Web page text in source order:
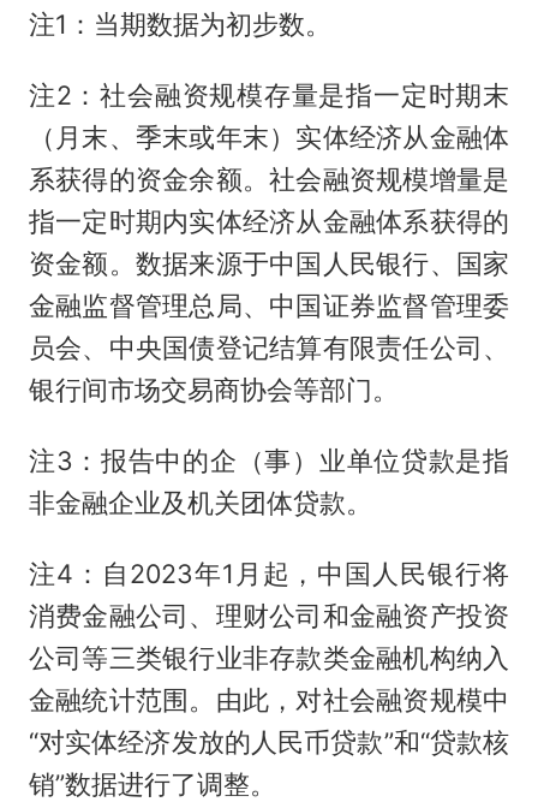
注1：当期数据为初步数。
注2：社会融资规模存量是指一定时期末
（月末、季末或年末）实体经济从金融体
系获得的资金余额。社会融资规模增量是
指一定时期内实体经济从金融体系获得的
资金额。数据来源于中国人民银行、国家
金融监督管理总局、中国证券监督管理委
员会、中央国债登记结算有限责任公司、
银行间市场交易商协会等部门。
注3：报告中的企（事）业单位贷款是指
非金融企业及机关团体贷款。
注4：自2023年1月起，中国人民银行将
消费金融公司、理财公司和金融资产投资
公司等三类银行业非存款类金融机构纳入
金融统计范围。由此，对社会融资规模中
“对实体经济发放的人民币贷款”和“贷款核
销”数据进行了调整。